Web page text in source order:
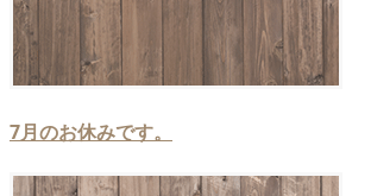
7月のお休みです。